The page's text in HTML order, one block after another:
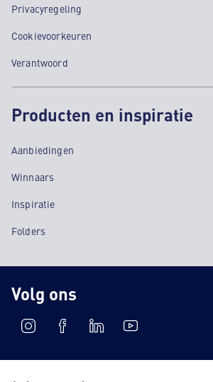
Privacyregeling
Cookievoorkeuren
Verantwoord
Producten en inspiratie
Aanbiedingen
Winnaars
Inspiratie
Folders
Volg ons